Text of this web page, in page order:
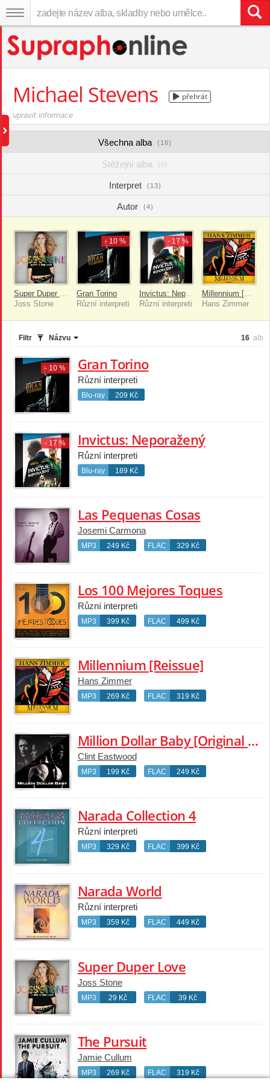
Michael Stevens přehrát
upravit informace
Všechna alba (16)
Stěžejní alba (0)
Interpret (13)
Autor (4)
Super Duper Love
Joss Stone
- 10 %
Gran Torino
Různí interpreti
- 17 %
Invictus: Neporažený
Různí interpreti
Millennium [Reissue]
Hans Zimmer
Filtr Názvu 16 alb
- 10 % Gran Torino
Různí interpreti
Blu-ray 209 Kč
- 17 % Invictus: Neporažený
Různí interpreti
Blu-ray 189 Kč
Las Pequenas Cosas
Josemi Carmona
MP3 249 Kč FLAC 329 Kč
Los 100 Mejores Toques
Různí interpreti
MP3 399 Kč FLAC 499 Kč
Millennium [Reissue]
Hans Zimmer
MP3 269 Kč FLAC 319 Kč
Million Dollar Baby [Original Motion Picture Soundtrack]
Clint Eastwood
MP3 199 Kč FLAC 249 Kč
Narada Collection 4
Různí interpreti
MP3 329 Kč FLAC 399 Kč
Narada World
Různí interpreti
MP3 359 Kč FLAC 449 Kč
Super Duper Love
Joss Stone
MP3 29 Kč FLAC 39 Kč
The Pursuit
Jamie Cullum
MP3 269 Kč FLAC 319 Kč